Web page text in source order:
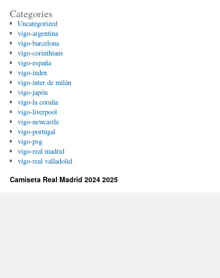
Categories
Uncategorized
vigo-argentina
vigo-barcelona
vigo-corinthians
vigo-españa
vigo-index
vigo-inter de milán
vigo-japón
vigo-la coruña
vigo-liverpool
vigo-newcastle
vigo-portugal
vigo-psg
vigo-real madrid
vigo-real valladolid
Camiseta Real Madrid 2024 2025